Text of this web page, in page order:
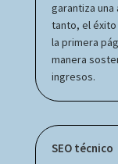
garantiza
tanto, el éxito
la primera
manera
ingresos.
SEO técnico